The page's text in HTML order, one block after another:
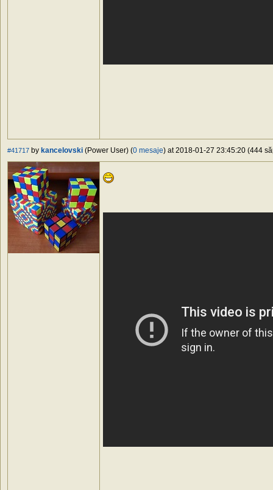
#41717 by kancelovski (Power User) (0 mesaje) at 2018-01-27 23:45:20 (444